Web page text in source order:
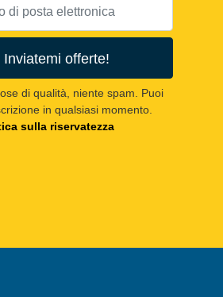
Inviatemi offerte!
di qualità, niente spam. Puoi
in qualsiasi momento.
sulla riservatezza